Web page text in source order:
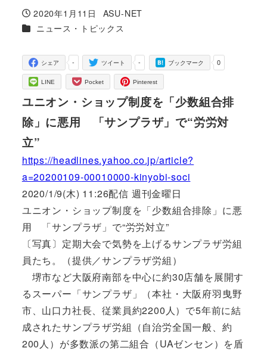
投稿日
2020年1月11日
著
者
ASU-NET
カテゴリー
ニュース・トピックス
-
シェア -
ツイート 0
ブックマーク
LINE Pocket Pinterest
ユニオン・ショップ制度を「少数組合排
除」に悪用 「サンプラザ」で“労労対
立”
https://headlines.yahoo.co.jp/article?
a=20200109-00010000-kinyobi-soci
2020/1/9(木) 11:26配信 週刊金曜日
ユニオン・ショップ制度を「少数組合排除」に悪
用 「サンプラザ」で“労労対立”
〔写真〕定期大会で気勢を上げるサンプラザ労組
員たち。（提供／サンプラザ労組）
堺市など大阪府南部を中心に約30店舗を展開す
るスーパー「サンプラザ」（本社・大阪府羽曳野
市、山口力社長、従業員約2200人）で5年前に結
成されたサンプラザ労組（自治労全国一般、約
200人）が多数派の第二組合（UAゼンセン）を盾